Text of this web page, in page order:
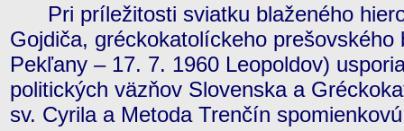
Pri príležitosti sviatku blaženého
Gojdiča, gréckokatolíckeho
Pekľany – 17. 7. 1960 Leopoldov)
politických väzňov Slovenska a
sv. Cyrila a Metoda Trenčín